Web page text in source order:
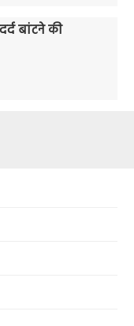
बांटने की